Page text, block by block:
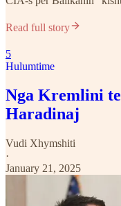
Read full story
5
Hulumtime
Nga Kremlini
Haradinaj
Vudi Xhymshiti
·
January 21, 2025